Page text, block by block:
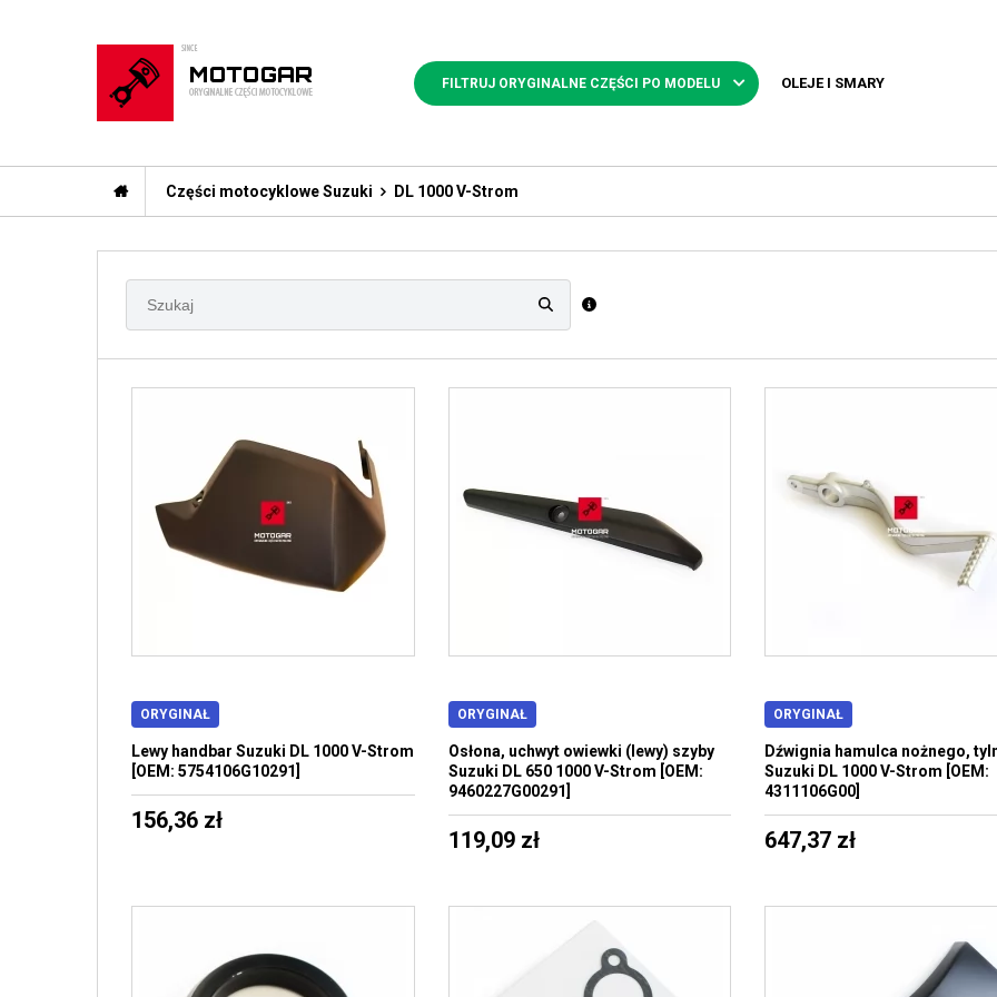
FILTRUJ ORYGINALNE CZĘŚCI PO MODELU OLEJE I SMARY
Części motocyklowe Suzuki DL 1000 V-Strom
ORYGINAŁ
Lewy handbar Suzuki DL 1000 V-Strom
[OEM: 5754106G10291]
156,36 zł
ORYGINAŁ
Osłona, uchwyt owiewki (lewy) szyby
Suzuki DL 650 1000 V-Strom [OEM:
9460227G00291]
119,09 zł
ORYGINAŁ
Dźwignia hamulca nożnego,
Suzuki DL 1000 V-Strom [OEM:
4311106G00]
647,37 zł